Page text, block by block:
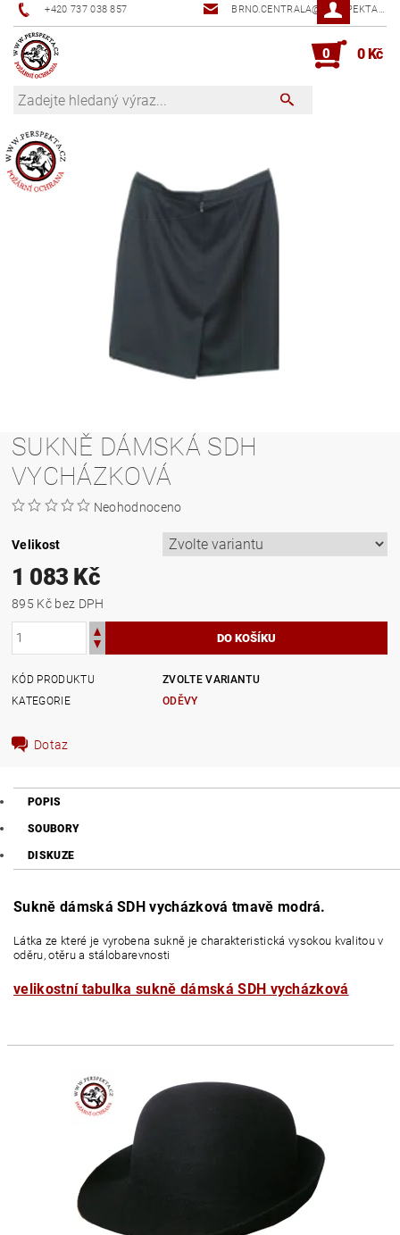
+420 737 038 857 BRNO.CENTRALA@PERSPEKTA.CZ
0 0 Kč
SUKNĚ DÁMSKÁ SDH
VYCHÁZKOVÁ
Neohodnoceno
Velikost
1 083 Kč
895 Kč bez DPH
KÓD PRODUKTU
ZVOLTE VARIANTU
KATEGORIE
ODĚVY
Dotaz
POPIS
SOUBORY
DISKUZE
Sukně dámská SDH vycházková tmavě modrá.
Látka ze které je vyrobena sukně je charakteristická vysokou kvalitou v
oděru, otěru a stálobarevnosti
velikostní tabulka sukně dámská SDH vycházková